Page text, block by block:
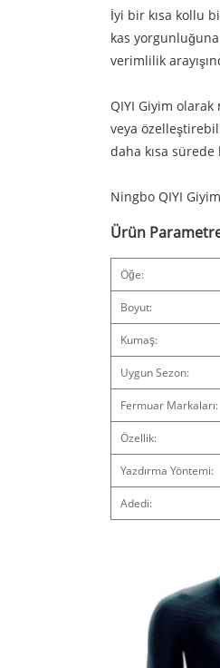
İyi bir kısa kollu
kas
verimlilik
QIYI Giyim
veya
daha kısa
Ningbo QIYI
Ürün
Öğe:
Boyut:
Kumaş:
Uygun Sezon:
Fermuar Markaları:
Özellik:
Yazdırma Yöntemi:
Adedi: